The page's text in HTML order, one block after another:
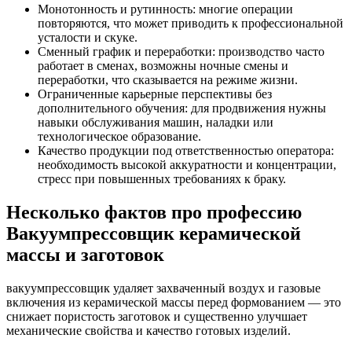
Монотонность и рутинность: многие операции
повторяются, что может приводить к профессиональной
усталости и скуке.
Сменный график и переработки: производство часто
работает в сменах, возможны ночные смены и
переработки, что сказывается на режиме жизни.
Ограниченные карьерные перспективы без
дополнительного обучения: для продвижения нужны
навыки обслуживания машин, наладки или
технологическое образование.
Качество продукции под ответственностью оператора:
необходимость высокой аккуратности и концентрации,
стресс при повышенных требованиях к браку.
Несколько фактов про профессию
Вакуумпрессовщик керамической
массы и заготовок
вакуумпрессовщик удаляет захваченный воздух и газовые
включения из керамической массы перед формованием — это
снижает пористость заготовок и существенно улучшает
механические свойства и качество готовых изделий.